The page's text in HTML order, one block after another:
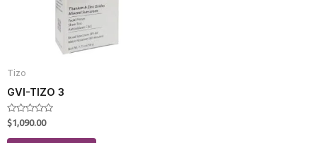
Tizo
GVI-TIZO 3
Rated
0
out
$1,090.00